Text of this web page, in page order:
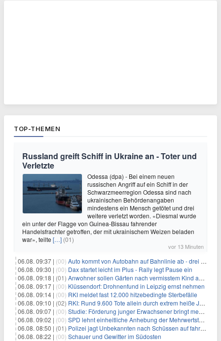
TOP-THEMEN
Russland greift Schiff in Ukraine an - Toter und
Verletzte
Odessa (dpa) - Bei einem neuen
russischen Angriff auf ein Schiff in der
Schwarzmeerregion Odessa sind nach
ukrainischen Behördenangaben
mindestens ein Mensch getötet und drei
weitere verletzt worden. «Diesmal wurde
ein unter der Flagge von Guinea-Bissau fahrender
Handelsfrachter getroffen, der mit ukrainischem Weizen beladen
war», teilte […] (01)
vor 13 Minuten
06.08. 09:37 | (00) Auto kommt von Autobahn auf Bahnlinie ab - drei Tote
06.08. 09:30 | (00) Dax startet leicht im Plus - Rally legt Pause ein
06.08. 09:18 | (01) Anwohner sollen Gärten nach vermisstem Kind absuchen
06.08. 09:17 | (00) Klüssendorf: Drohnenfund in Leipzig ernst nehmen
06.08. 09:14 | (00) RKI meldet fast 12.000 hitzebedingte Sterbefälle
06.08. 09:10 | (02) RKI: Rund 9.600 Tote allein durch extrem heiße Juni-Woche
06.08. 09:07 | (00) Studie: Förderung junger Erwachsener bringt mehr als bei Älteren
06.08. 09:02 | (00) SPD lehnt einheitliche Anhebung der Mehrwertsteuer ab
06.08. 08:50 | (01) Polizei jagt Unbekannten nach Schüssen auf fahrendes Auto
06.08. 08:22 | (00) Schauer und Gewitter im Südosten